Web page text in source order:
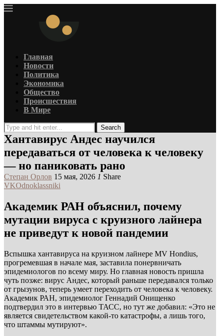
Главная
Новости
Политика
Экономика
Общество
Происшествия
В Мире
Search
Хантавирус Андес научился
передаваться от человека к человеку
— но паниковать рано
Степан Орлов 15 мая, 2026 1 Share
VKOdnoklassniki
Академик РАН объяснил, почему
мутации вируса с круизного лайнера
не приведут к новой пандемии
Вспышка хантавируса на круизном лайнере MV Hondius,
прогремевшая в начале мая, заставила понервничать
эпидемиологов по всему миру. Но главная новость пришла
чуть позже: вирус Андес, который раньше передавался только
от грызунов, теперь умеет переходить от человека к человеку.
Академик РАН, эпидемиолог Геннадий Онищенко
подтвердил это в интервью ТАСС, но тут же добавил: «Это не
является свидетельством какой-то катастрофы, а лишь того,
что штаммы мутируют».